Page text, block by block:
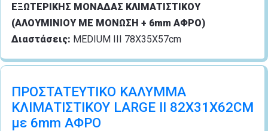
ΕΞΩΤΕΡΙΚΗΣ ΜΟΝΑΔΑΣ ΚΛΙΜΑΤΙΣΤΙΚΟΥ
(ΑΛΟΥΜΙΝΙΟΥ ΜΕ ΜΟΝΩΣΗ + 6mm ΑΦΡΟ)
Διαστάσεις: MEDIUM III 78Χ35Χ57cm
ΠΡΟΣΤΑΤΕΥΤΙΚΟ ΚΑΛΥΜΜΑ
ΚΛΙΜΑΤΙΣΤΙΚΟΥ LARGE II 82Χ31Χ62CM
με 6mm ΑΦΡΟ